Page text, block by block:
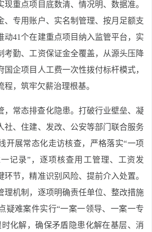
现重点项目底数清、情况明、数据准。
、专用账户、实名制管理、按月足额支
动41个在建重点项目纳入监管平台，实
考勤、工资保证金全覆盖，从源头压降
国企项目人工费一次性拨付标杆模式，
，筑牢欠薪治理根基。
，常态排查化隐患。打破行业壁垒、凝
社、住建、发改、公安等部门联合服务
开展常态化走访核查，严格落实“一项
记录”，逐项核查用工管理、工资发
环节，精准识别风险、提前介入处置。
理机制，逐项明确责任单位、整改措施
疑难案件实行“一案一领导、一案一专
化解，确保矛盾隐患化解在基层、消